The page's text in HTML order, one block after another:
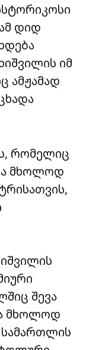
დიდ
იმ
ამჟამად
რომელიც
მხოლოდ
შევა
მხოლოდ
სამართლის